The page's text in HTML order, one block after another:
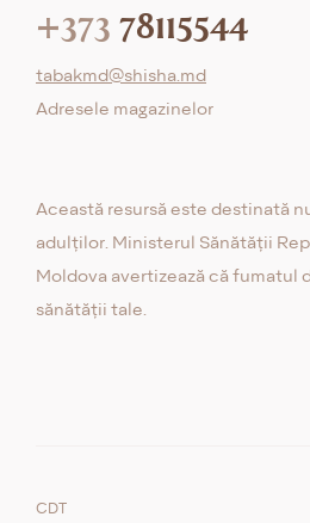
+373 78115544
tabakmd@shisha.md
Adresele magazinelor
Această resursă este destinată
adulților. Ministerul Sănătății
Moldova avertizează că fumatul
sănătății tale.
CDT